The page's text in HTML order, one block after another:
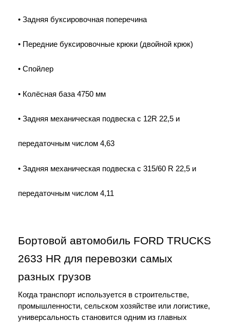
• Задняя буксировочная поперечина
• Передние буксировочные крюки (двойной крюк)
• Спойлер
• Колёсная база 4750 мм
• Задняя механическая подвеска с 12R 22,5 и
передаточным числом 4,63
• Задняя механическая подвеска с 315/60 R 22,5 и
передаточным числом 4,11
Бортовой автомобиль FORD TRUCKS
2633 HR для перевозки самых
разных грузов
Когда транспорт используется в строительстве,
промышленности, сельском хозяйстве или логистике,
универсальность становится одним из главных